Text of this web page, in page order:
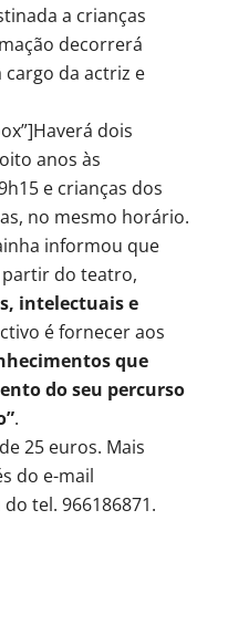
a crianças
decorrerá
da actriz e
dois
anos às
e crianças dos
no mesmo horário.
informou que
partir do teatro,
intelectuais e
é fornecer aos
que
do seu percurso
.
25 euros. Mais
do e-mail
tel. 966186871.